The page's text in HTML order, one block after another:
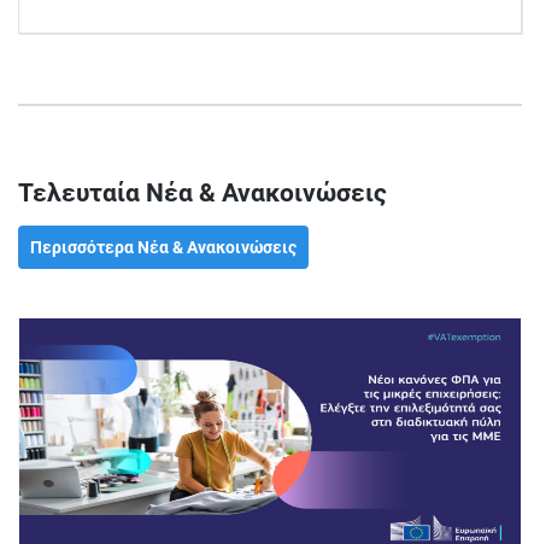
Τελευταία Νέα & Ανακοινώσεις
Περισσότερα Νέα & Ανακοινώσεις